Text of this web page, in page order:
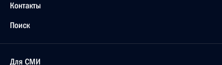
Контакты
Поиск
Для СМИ